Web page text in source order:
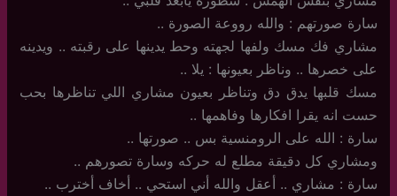
سارة صورتهم : والله رووعة الصورة ..
مشاري فك مسك ولفها لجهته وحط يدينها على رقبته .. ويدينه
على خصرها .. وناظر بعيونها : يلا ..
مسك قلبها يدق دق وتناظر بعيون مشاري اللي تناظرها بحب
حست انه يقرا افكارها وفاهمها ..
سارة : الله على الرومنسية بس .. صورتها ..
ومشاري كل دقيقة مطلع له حركه وسارة تصورهم ..
سارة : مشاري .. أعقل والله أني استحي .. أخاف أخترب ..